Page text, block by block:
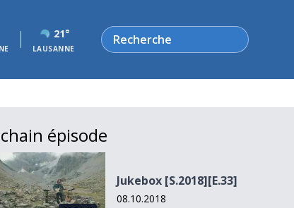
21°
LAUSANNE
Rechercher
épisode
[S.2018][E.33]
Jukebox [S.2018][E.33]
08.10.2018